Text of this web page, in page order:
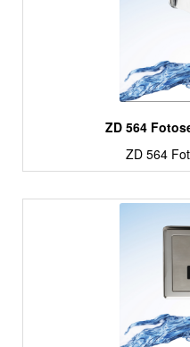
ZD 564
ZD 564